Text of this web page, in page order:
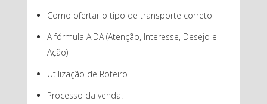
Como ofertar o tipo de transporte correto
A fórmula AIDA (Atenção, Interesse, Desejo e
Ação)
Utilização de Roteiro
Processo da venda: